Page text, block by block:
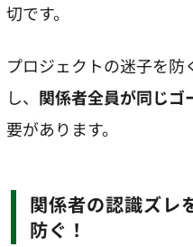
切です。
プロジェクトの迷子を
し、 関係者全員が同じゴ
要があります。
関係者の認識ズレを減らして、手戻りを
防ぐ！